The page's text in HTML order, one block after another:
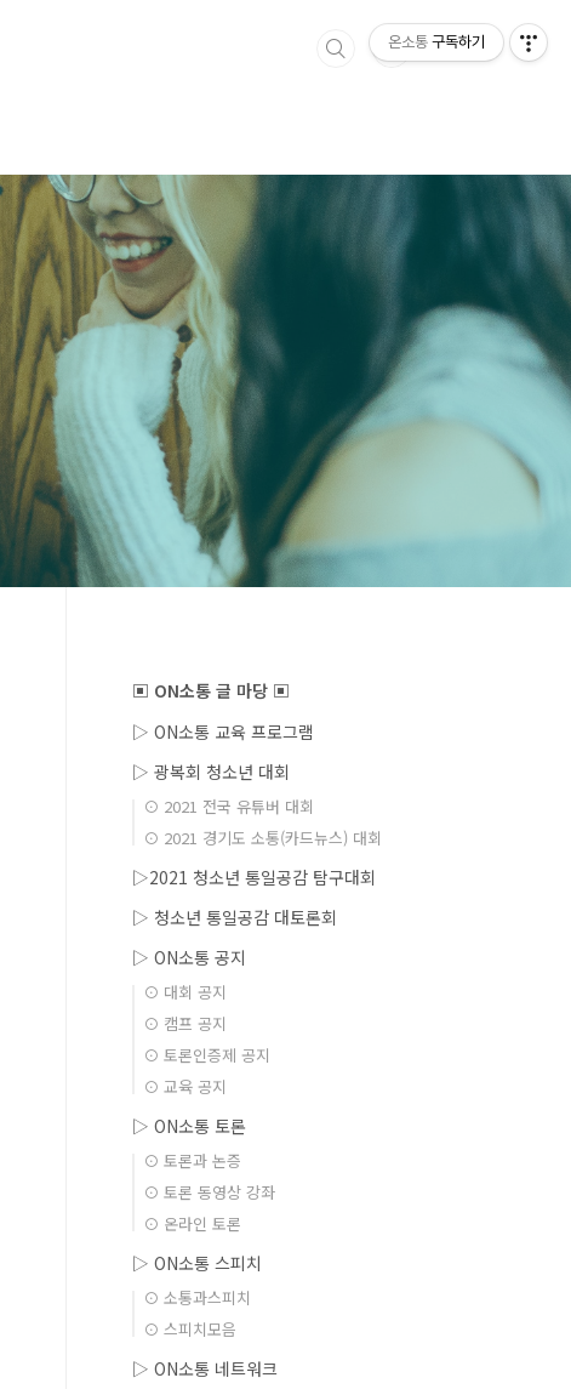
▣ ON소통 글 마당 ▣
▷ ON소통 교육 프로그램
▷ 광복회 청소년 대회
⊙ 2021 전국 유튜버 대회
⊙ 2021 경기도 소통(카드뉴스) 대회
▷2021 청소년 통일공감 탐구대회
▷ 청소년 통일공감 대토론회
▷ ON소통 공지
⊙ 대회 공지
⊙ 캠프 공지
⊙ 토론인증제 공지
⊙ 교육 공지
▷ ON소통 토론
⊙ 토론과 논증
⊙ 토론 동영상 강좌
⊙ 온라인 토론
▷ ON소통 스피치
⊙ 소통과스피치
⊙ 스피치모음
▷ ON소통 네트워크
온소통 구독하기